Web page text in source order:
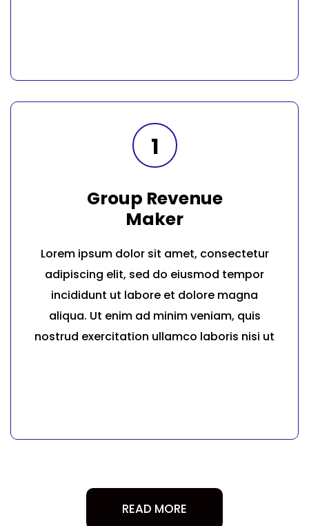
1
Group Revenue
Maker
Lorem ipsum dolor sit amet, consectetur
adipiscing elit, sed do eiusmod tempor
incididunt ut labore et dolore magna
aliqua. Ut enim ad minim veniam, quis
nostrud exercitation ullamco laboris nisi ut
READ MORE